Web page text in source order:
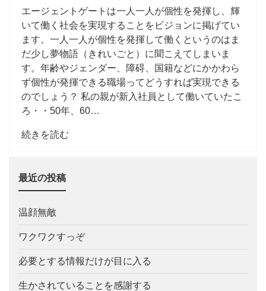
エージェントゲートは一人一人が個性を発揮し、輝
いて働く社会を実現することをビジョンに掲げてい
ます。一人一人が個性を発揮して働くというのはま
だ少し夢物語（きれいごと）に聞こえてしまいま
す。年齢やジェンダー、障碍、国籍などにかかわら
ず個性が発揮できる職場ってどうすれば実現できる
のでしょう？ 私の親が新入社員として働いていたこ
ろ・・50年、60…
続きを読む
最近の投稿
温顔無敵
ワクワクすっぞ
必要とする情報だけが目に入る
生かされていることを感謝する